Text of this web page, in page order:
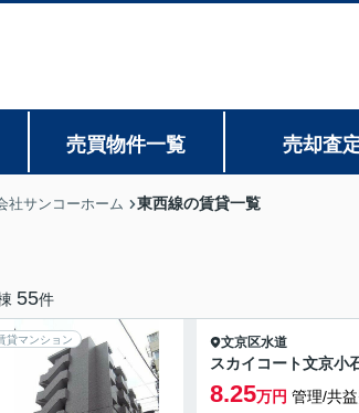
売買物件一覧 売却査
社サンコーホーム 東西線の賃貸一覧
55件
貸マンション 文京区水道
スカイコート文京小
8.25万円 管理/共